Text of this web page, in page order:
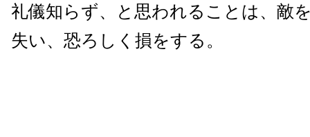
礼儀知らず、と思われることは、敵
失い、恐ろしく損をする。